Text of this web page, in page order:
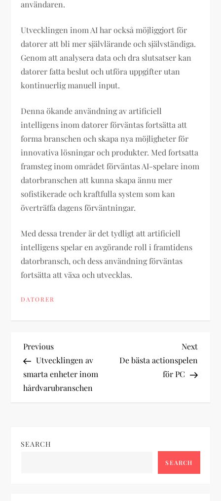
användaren.
Utvecklingen inom AI har också möjliggjort för
datorer att bli mer självlärande och självständiga.
Genom att analysera data och dra slutsatser kan
datorer fatta beslut och utföra uppgifter utan
kontinuerlig manuell input.
Denna ökande användning av artificiell
intelligens inom datorer förväntas fortsätta att
forma branschen och skapa nya möjligheter för
innovativa lösningar och produkter. Med fortsatta
framsteg inom området förväntas AI-spelare inom
datorbranschen att kunna skapa ännu mer
sofistikerade och kraftfulla system som kan
överträffa dagens förväntningar.
Med dessa trender är det tydligt att artificiell
intelligens spelar en avgörande roll i framtidens
datorbransch, och dess användning förväntas
fortsätta att växa och utvecklas.
DATORER
P
o
s
n
Previous
Post
Previous
Utvecklingen av
smarta enheter inom
hårdvarubranschen
Next
Post
Next
De bästa actionspelen
för PC
SEARCH
SEARCH